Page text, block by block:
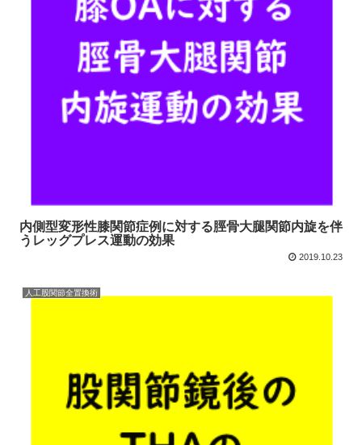
内側型変形性膝関節症例に対する脛骨大腿関節内旋を伴
うレッグプレス運動の効果
2019.10.23
人工股関節全置換術